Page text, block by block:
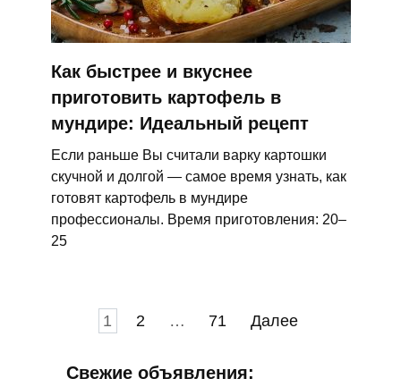
Как быстрее и вкуснее
приготовить картофель в
мундире: Идеальный рецепт
Если раньше Вы считали варку картошки
скучной и долгой — самое время узнать, как
готовят картофель в мундире
профессионалы. Время приготовления: 20–
25
1 2 … 71 Далее
Свежие объявления: